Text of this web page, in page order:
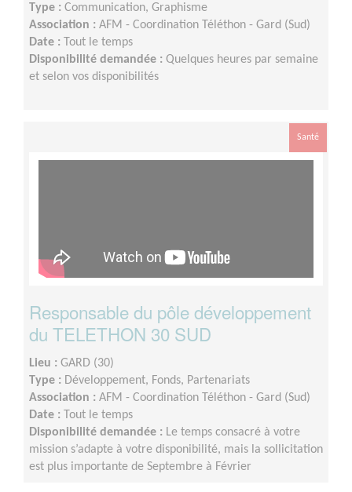
Type : Communication, Graphisme
Association : AFM - Coordination Téléthon - Gard (Sud)
Date :
Tout le temps
Disponibilité demandée : Quelques heures par semaine
et selon vos disponibilités
Santé
Responsable du pôle développement
du TELETHON 30 SUD
Lieu : GARD (30)
Type : Développement, Fonds, Partenariats
Association : AFM - Coordination Téléthon - Gard (Sud)
Date :
Tout le temps
Disponibilité demandée : Le temps consacré à votre
mission s’adapte à votre disponibilité, mais la sollicitation
est plus importante de Septembre à Février